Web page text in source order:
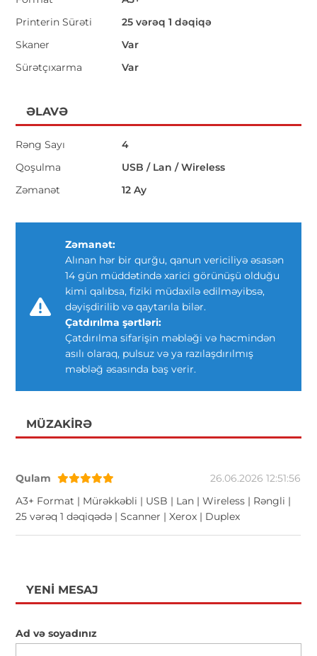
Printerin Sürəti
25 vərəq 1 dəqiqə
Skaner
Var
Sürətçıxarma
Var
ƏLAVƏ
Rəng Sayı
4
Qoşulma
USB / Lan / Wireless
Zəmanət
12 Ay
Zəmanət:
Alınan hər bir qurğu, qanun vericiliyə əsasən
14 gün müddətində xarici görünüşü olduğu
kimi qalıbsa, fiziki müdaxilə edilməyibsə,
dəyişdirilib və qaytarıla bilər.
Çatdırılma şərtləri:
Çatdırılma sifarişin məbləği və həcmindən
asılı olaraq, pulsuz və ya razılaşdırılmış
məbləğ əsasında baş verir.
MÜZAKIRƏ
Qulam
26.06.2026 12:51:56
A3+ Format | Mürəkkəbli | USB | Lan | Wireless | Rəngli |
25 vərəq 1 dəqiqədə | Scanner | Xerox | Duplex
YENI MESAJ
Ad və soyadınız